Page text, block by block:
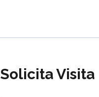
Solicita Visita